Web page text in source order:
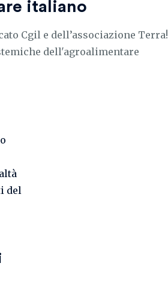
italiano
Cgil e dell’associazione Terra!
dell'agroalimentare
del